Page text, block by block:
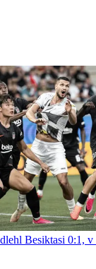
Besiktasi 0:1, v